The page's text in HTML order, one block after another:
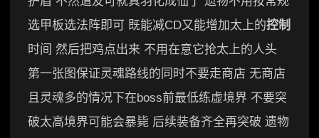
选甲板选法阵即可 既能减CD又能增加太上的控制
时间 然后把鸡点出来 不用在意它抢太上的人头
第一张图保证灵魂路线的同时不要走商店 无商店
且灵魂多的情况下在boss前最低练虚境界 不要突
破太高境界可能会暴毙 后续装备齐全再突破 遗物